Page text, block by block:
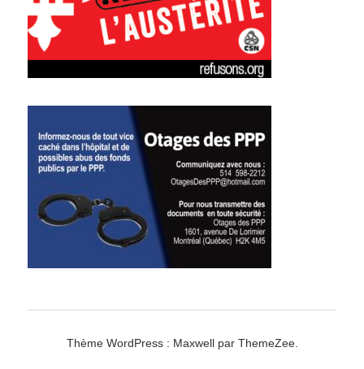
Thème WordPress : Maxwell par ThemeZee.